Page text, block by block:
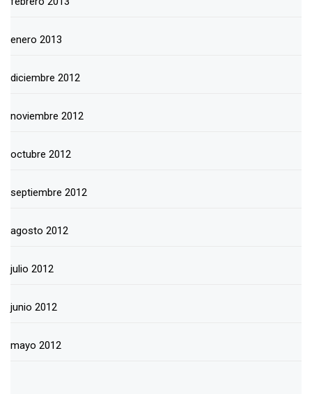
enero 2013
diciembre 2012
noviembre 2012
octubre 2012
septiembre 2012
agosto 2012
julio 2012
junio 2012
mayo 2012